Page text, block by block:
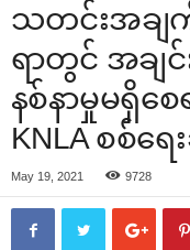
သတင်းအခ
ရာတွင် အချင်
နစ်နာမှုမရှိ‌စ
KNLA စစ်‌ရေ
May 19, 2021 9728